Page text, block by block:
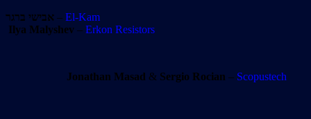
אבישי ברגר – El-Kam
Ilya Malyshev – Erkon Resistors
Jonathan Masad & Sergio Rocian – Scopustech